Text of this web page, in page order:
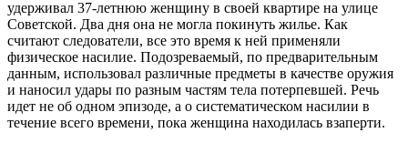
удерживал 37-летнюю женщину в своей квартире на улице
Советской. Два дня она не могла покинуть жилье. Как
считают следователи, все это время к ней применяли
физическое насилие. Подозреваемый, по предварительным
данным, использовал различные предметы в качестве оружия
и наносил удары по разным частям тела потерпевшей. Речь
идет не об одном эпизоде, а о систематическом насилии в
течение всего времени, пока женщина находилась взаперти.